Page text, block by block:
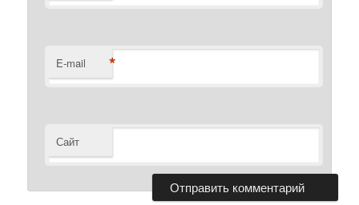
E-mail *
Сайт